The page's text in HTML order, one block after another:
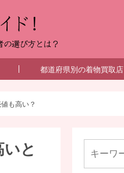
都道府県別の着物買取店
も高い？
と